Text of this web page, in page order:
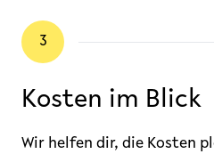
3
Kosten im Blick
Wir helfen dir, die Kosten